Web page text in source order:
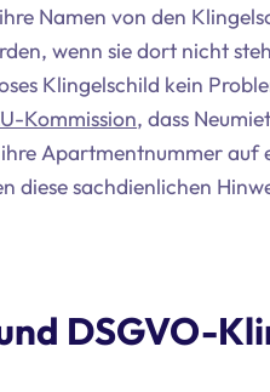
Namen von den
wenn sie dort nicht
Klingelschild kein
Kommission, dass
Apartmentnummer
diese sachdienlichen
DSGVO-